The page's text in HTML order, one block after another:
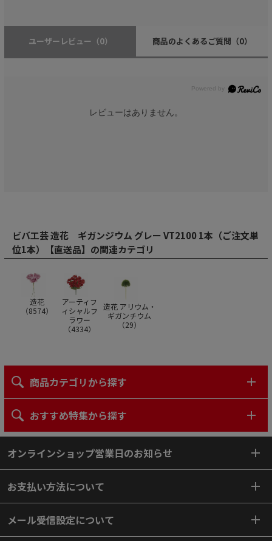
ユーザーレビュー （0） 商品のよくあるご質問 （0）
レビューはありません。
ビバ工芸 造花 ギガンジウム グレー VT2100 1本（ご注文単
位1本）【直送品】の関連カテゴリ
造花
（8574）
アーティフ
ィシャルフ
ラワー
（4334）
造花 アリウム・
ギガンチウム
（29）
商品カテゴリから探す
おすすめ特集から探す
オンラインショップ営業日のお知らせ
お支払い方法について
メール受信設定について